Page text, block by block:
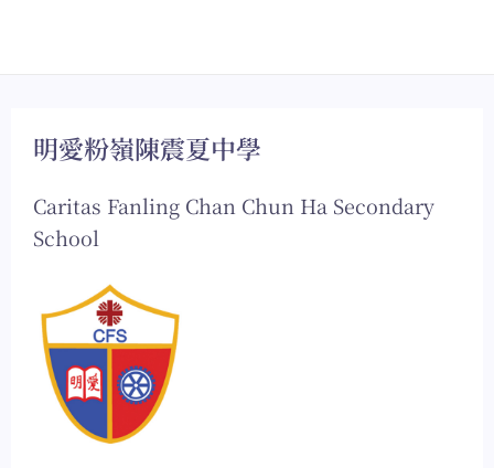
明愛粉嶺陳震夏中學
Caritas Fanling Chan Chun Ha Secondary
School